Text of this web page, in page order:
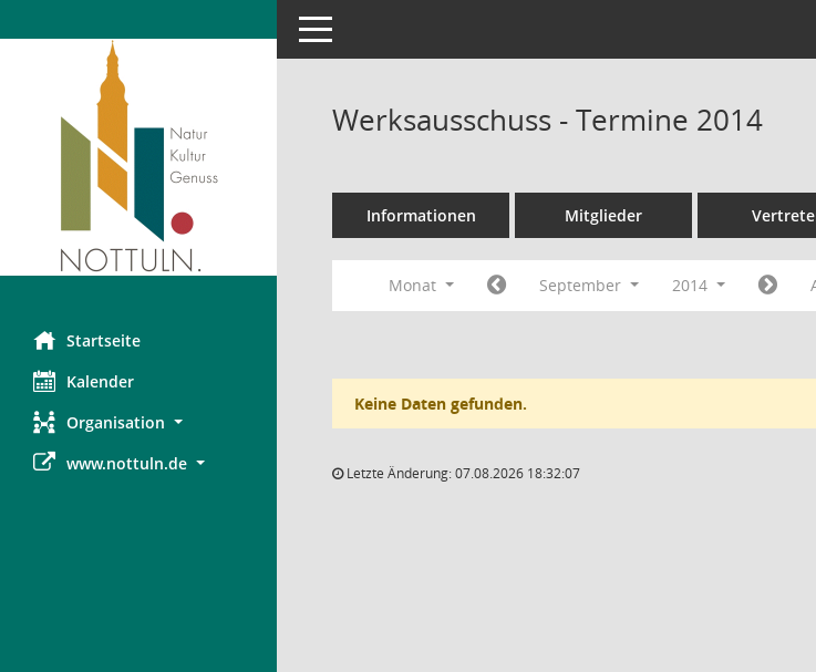
Startseite
Kalender
Organisation
www.nottuln.de
Toggle navigation
Werksausschuss - Termine 2014
Informationen Mitglieder
Monat September 2014
Keine Daten gefunden.
Letzte Änderung: 07.08.2026 18:32:07